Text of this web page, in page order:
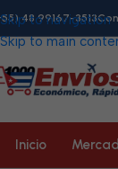
Skip to navigation
Skip to main
48 99167-3513
Inicio